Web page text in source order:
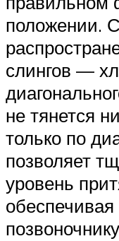
положении.
слингов —
не тянется
только по
позволяет
уровень